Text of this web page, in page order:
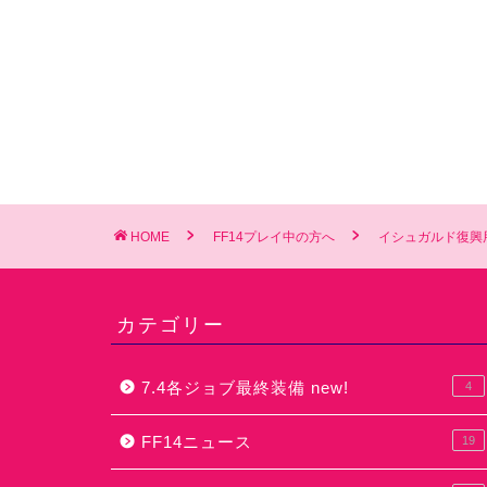
HOME FF14プレイ中の方へ イシュガルド復興
カテゴリー
7.4各ジョブ最終装備 new! 4
FF14ニュース 19